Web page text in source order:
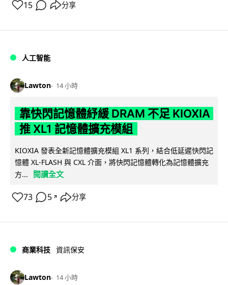
15 分享
人工智能
Lawton 14 小時
靠快閃記憶體紓緩 DRAM 不足 KIOXIA
推 XL1 記憶體擴充模組
KIOXIA 發表全新記憶體擴充模組 XL1 系列，結合低延遲快閃記
憶體 XL-FLASH 與 CXL 介面，將快閃記憶體轉化為記憶體擴充
方...
閱讀全文
73 5 ↗ 分享
商業科技 資訊保安
Lawton 14 小時